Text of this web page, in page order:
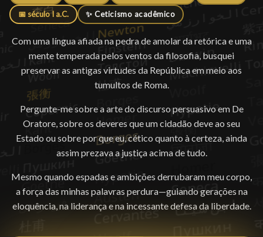
📅 século I a.C. ✨ Ceticismo acadêmico
Com uma língua afiada na pedra de amolar da retórica e uma
mente temperada pelos ventos da filosofia, busquei
preservar as antigas virtudes da República em meio aos
tumultos de Roma.
Pergunte-me sobre a arte do discurso persuasivo em De
Oratore, sobre os deveres que um cidadão deve ao seu
Estado ou sobre por que eu, cético quanto à certeza, ainda
assim prezava a justiça acima de tudo.
Mesmo quando espadas e ambições derrubaram meu corpo,
a força das minhas palavras perdura—guiando gerações na
eloquência, na liderança e na incessante defesa da liberdade.